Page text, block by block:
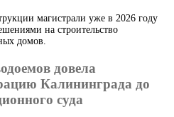
магистрали уже в 2026 году
на строительство
домов.
довела
Калининграда до
суда